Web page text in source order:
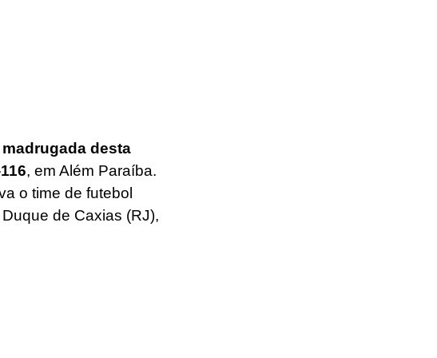
desta
, em Além Paraíba.
o time de futebol
de Caxias (RJ),